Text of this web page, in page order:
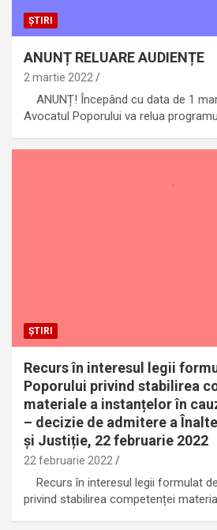
ȘTIRI
ANUNȚ RELUARE AUDIENȚE
2 martie 2022
ANUNȚ! Începând cu data de 1
Avocatul Poporului va relua
ȘTIRI
Recurs în interesul legii
Poporului privind stabilirea
materiale a instanțelor în
– decizie de admitere a
și Justiție, 22 februarie 2022
22 februarie 2022
Recurs în interesul legii formulat
privind stabilirea competenței